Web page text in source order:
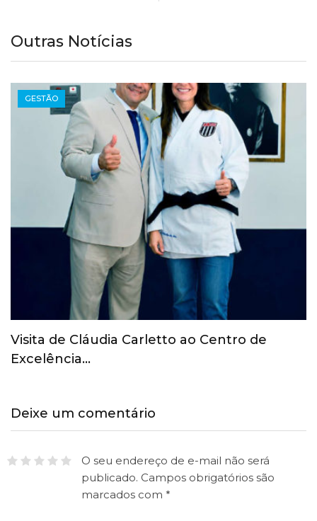
Outras Notícias
GESTÃO
COI revoga suspensão provisória do Comitê
Olímpico Russo
Deixe um comentário
O seu endereço de e-mail não será
publicado. Campos obrigatórios são
marcados com *